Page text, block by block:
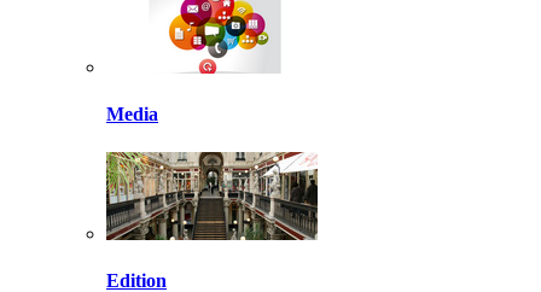
Media
Edition